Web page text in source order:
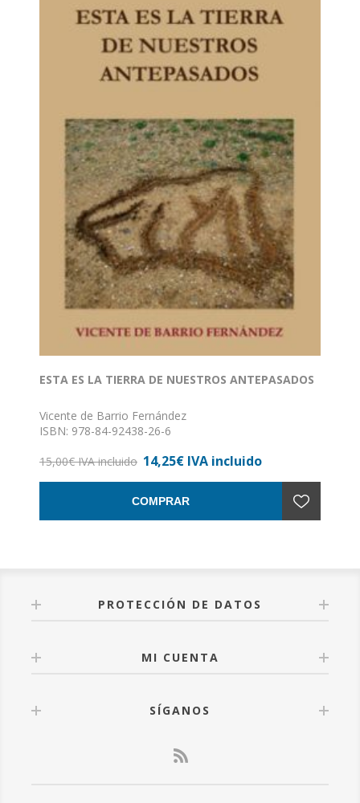
ESTA ES LA TIERRA DE NUESTROS ANTEPASADOS
Vicente de Barrio Fernández
ISBN: 978-84-92438-26-6
Nº de páginas: 187
15,00€ IVA incluido 14,25€ IVA incluido
COMPRAR
PROTECCIÓN DE DATOS
MI CUENTA
SÍGANOS